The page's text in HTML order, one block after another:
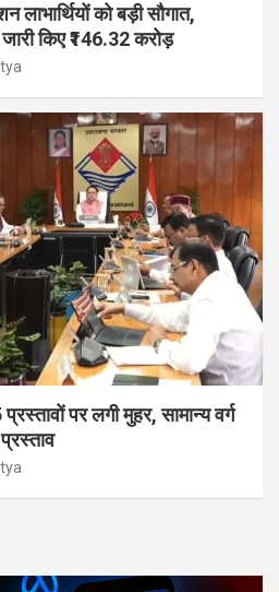
को बड़ी सौगात,
किए ₹146.32 करोड़
पर लगी मुहर, सामान्य वर्ग